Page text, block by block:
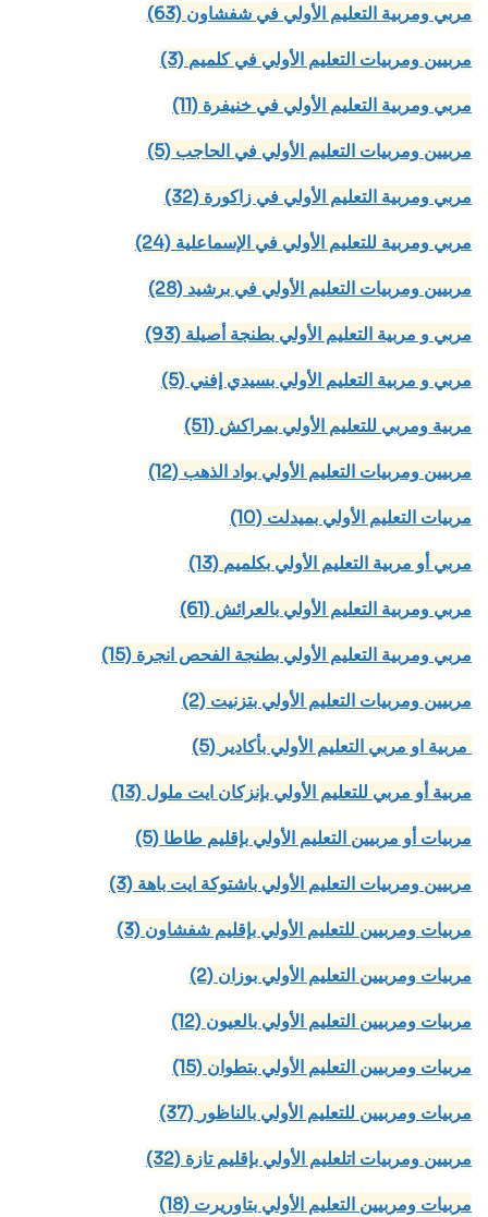
(63) مربي ومربية التعليم الأولي في شفشاون
(3) مربيين ومربيات التعليم الأولي في كلميم
(11) مربي ومربية التعليم الأولي في خنيفرة
(5) مربيين ومربيات التعليم الأولي في الحاجب
(32) مربي ومربية التعليم الأولي في زاكورة
(24) مربي ومربية للتعليم الأولي في الإسماعلية
(28) مربيين ومربيات التعليم الأولي في برشيد
(93) مربي و مربية التعليم الأولي بطنجة أصيلة
(5) مربي و مربية التعليم الأولي بسيدي إفني
(51) مربية ومربي للتعليم الأولي بمراكش
(12) مربيين ومربيات التعليم الأولي بواد الذهب
(10) مربيات التعليم الأولي بميدلت
(13) مربي أو مربية التعليم الأولي بكلميم
(61) مربي ومربية التعليم الأولي بالعرائش
(15) مربي ومربية التعليم الأولي بطنجة الفحص انجرة
(2) مربيين ومربيات التعليم الأولي بتزنيت
(13) مربية أو مربي للتعليم الأولي بإنزكان ايت ملول
(5) مربيات أو مربيين التعليم الأولي بإقليم طاطا
(3) مربيين ومربيات التعليم الأولي باشتوكة ايت باهة
(3) مربيات ومربيين للتعليم الأولي بإقليم شفشاون
(2) مربيات ومربيين التعليم الأولي بوزان
(12) مربيات ومربيين التعليم الأولي بالعيون
(15) مربيات ومربيين التعليم الأولي بتطوان
(37) مربيات ومربيين للتعليم الأولي بالناظور
(32) مربيين ومربيات اتلعليم الأولي بإقليم تازة
(18) مربيات ومربيين التعليم الأولي بتاوريرت